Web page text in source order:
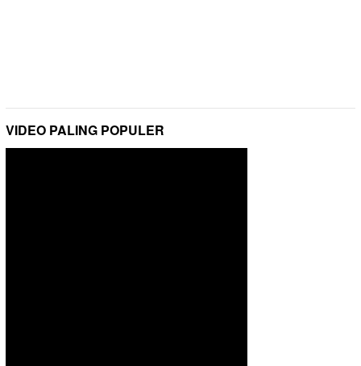
VIDEO PALING POPULER